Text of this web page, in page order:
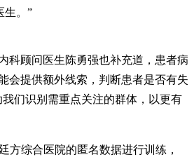
生。”
科顾问医生陈勇强也补充道，患者病
会提供额外线索，判断患者是否有失
们识别需重点关注的群体，以更有
方综合医院的匿名数据进行训练，